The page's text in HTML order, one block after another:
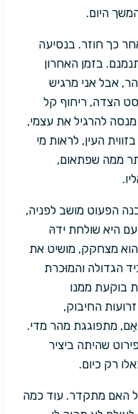
היום.
כך חוזר. בנסיעה
בזמן האחרון
אבל אני מרגיש
הצדה, ריחוף קל
להרגיל את עצמי,
העין, לראות מי
ממה שפתאום,
הפעוט מושב לפניה,
היא שולחת ידהּ
מצחקק, מושיט את
הגדולה והמוּכרת
בוקעת ממנו
החיבוק,
מתפוגגת מהר מדי.
שהיתה ביציר
רק כיום.
האם מתקדר. עוד כמה